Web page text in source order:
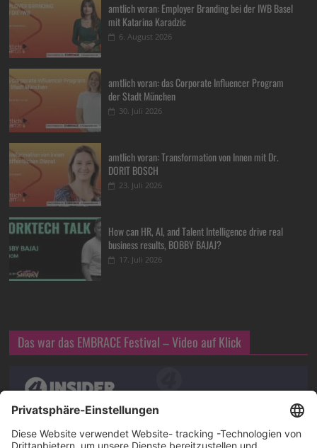
amtlich voran: Employer Branding bei der IWB Basel
mit Katarina Karadzic
6. August 2026
amtlich voran: das Corporate Influencer Program
der Stadt München
30. Juli 2026
amtlich voran: Transformation von Innen mit Dr.
DORIT BOSCH
23. Juli 2026
How can HR, AI, and Talent Intelligence drive real
business results, BOBBY BAJAJ?
17. Juli 2026
Das war das EMBRACE Festival – Video auf Klick